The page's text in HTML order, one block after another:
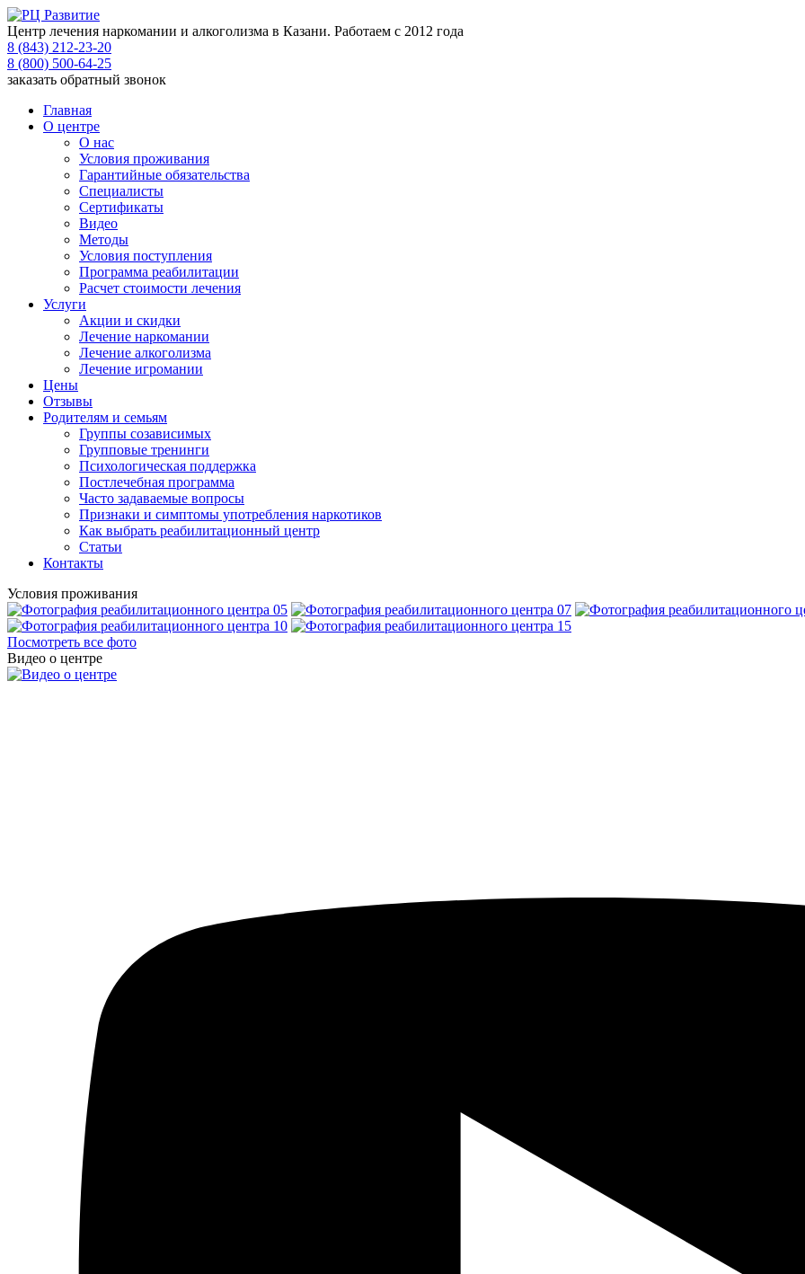
Центр лечения наркомании и алкоголизма в Казани. Работаем с 2012 года
8 (843) 212-23-20
8 (800) 500-64-25
заказать обратный звонок
Главная
О центре
О нас
Условия проживания
Гарантийные обязательства
Специалисты
Сертификаты
Видео
Методы
Условия поступления
Программа реабилитации
Расчет стоимости лечения
Услуги
Акции и скидки
Лечение наркомании
Лечение алкоголизма
Лечение игромании
Цены
Отзывы
Родителям и семьям
Группы созависимых
Групповые тренинги
Психологическая поддержка
Постлечебная программа
Часто задаваемые вопросы
Признаки и симптомы употребления наркотиков
Как выбрать реабилитационный центр
Статьи
Контакты
Условия проживания
Посмотреть все фото
Видео о центре